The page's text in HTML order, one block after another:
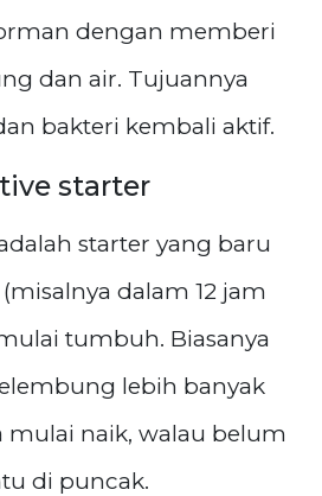
dengan memberi
dan air. Tujuannya
bakteri kembali aktif.
starter
starter yang baru
dalam 12 jam
tumbuh. Biasanya
lebih banyak
mulai naik, walau belum
di puncak.